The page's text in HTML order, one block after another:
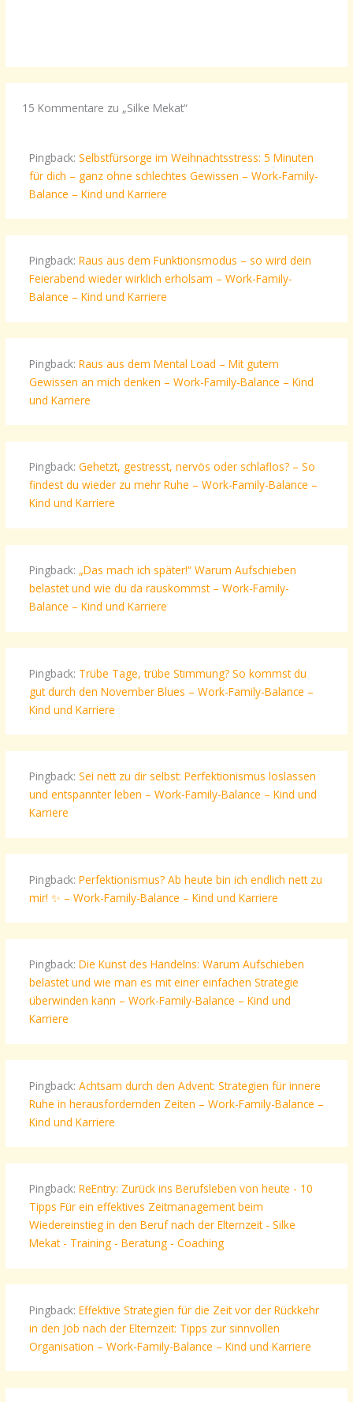
15 Kommentare zu „Silke Mekat“
Pingback: Selbstfürsorge im Weihnachtsstress: 5 Minuten
für dich – ganz ohne schlechtes Gewissen – Work-Family-
Balance – Kind und Karriere
Pingback: Raus aus dem Funktionsmodus – so wird dein
Feierabend wieder wirklich erholsam – Work-Family-
Balance – Kind und Karriere
Pingback: Raus aus dem Mental Load – Mit gutem
Gewissen an mich denken – Work-Family-Balance – Kind
und Karriere
Pingback: Gehetzt, gestresst, nervös oder schlaflos? – So
findest du wieder zu mehr Ruhe – Work-Family-Balance –
Kind und Karriere
Pingback: „Das mach ich später!“ Warum Aufschieben
belastet und wie du da rauskommst – Work-Family-
Balance – Kind und Karriere
Pingback: Trübe Tage, trübe Stimmung? So kommst du
gut durch den November Blues – Work-Family-Balance –
Kind und Karriere
Pingback: Sei nett zu dir selbst: Perfektionismus loslassen
und entspannter leben – Work-Family-Balance – Kind und
Karriere
Pingback: Perfektionismus? Ab heute bin ich endlich nett zu
mir! ✨ – Work-Family-Balance – Kind und Karriere
Pingback: Die Kunst des Handelns: Warum Aufschieben
belastet und wie man es mit einer einfachen Strategie
überwinden kann – Work-Family-Balance – Kind und
Karriere
Pingback: Achtsam durch den Advent: Strategien für innere
Ruhe in herausfordernden Zeiten – Work-Family-Balance –
Kind und Karriere
Pingback: ReEntry: Zurück ins Berufsleben von heute - 10
Tipps Für ein effektives Zeitmanagement beim
Wiedereinstieg in den Beruf nach der Elternzeit - Silke
Mekat - Training - Beratung - Coaching
Pingback: Effektive Strategien für die Zeit vor der Rückkehr
in den Job nach der Elternzeit: Tipps zur sinnvollen
Organisation – Work-Family-Balance – Kind und Karriere